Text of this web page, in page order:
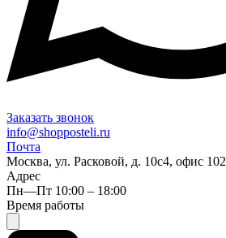
Заказать звонок
info@shopposteli.ru
Почта
Москва, ул. Расковой, д. 10с4, офис 102
Адрес
Пн—Пт 10:00 – 18:00
Время работы